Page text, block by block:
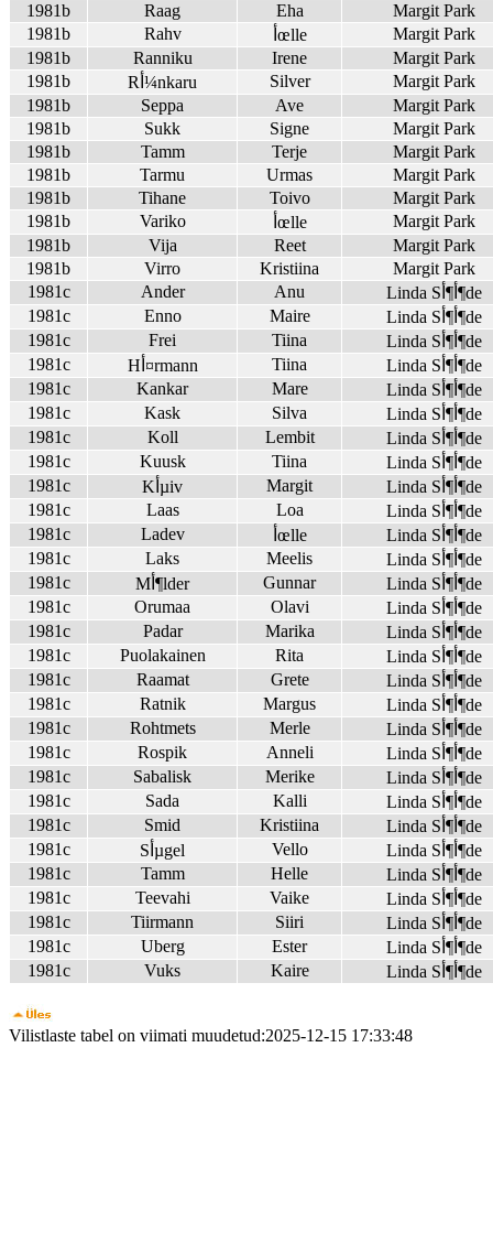
1981b
Raag Eha
Margit Park
1981b
Rahv أœlle
Margit Park
1981b
Ranniku Irene
Margit Park
1981b
Rأ¼nkaru Silver
Margit Park
1981b
Seppa Ave
Margit Park
1981b
Sukk Signe
Margit Park
1981b
Tamm Terje
Margit Park
1981b
Tarmu Urmas
Margit Park
1981b
Tihane Toivo
Margit Park
1981b
Variko أœlle
Margit Park
1981b
Vija Reet
Margit Park
1981b
Virro Kristiina
Margit Park
1981c
Ander Anu
Linda Sأ¶أ¶de
1981c
Enno Maire
Linda Sأ¶أ¶de
1981c
Frei Tiina
Linda Sأ¶أ¶de
1981c
Hأ¤rmann Tiina
Linda Sأ¶أ¶de
1981c
Kankar Mare
Linda Sأ¶أ¶de
1981c
Kask Silva
Linda Sأ¶أ¶de
1981c
Koll Lembit
Linda Sأ¶أ¶de
1981c
Kuusk Tiina
Linda Sأ¶أ¶de
1981c
Kأµiv Margit
Linda Sأ¶أ¶de
1981c
Laas Loa
Linda Sأ¶أ¶de
1981c
Ladev أœlle
Linda Sأ¶أ¶de
1981c
Laks Meelis
Linda Sأ¶أ¶de
1981c
Mأ¶lder Gunnar
Linda Sأ¶أ¶de
1981c
Orumaa Olavi
Linda Sأ¶أ¶de
1981c
Padar Marika
Linda Sأ¶أ¶de
1981c
Puolakainen Rita
Linda Sأ¶أ¶de
1981c
Raamat Grete
Linda Sأ¶أ¶de
1981c
Ratnik Margus
Linda Sأ¶أ¶de
1981c
Rohtmets Merle
Linda Sأ¶أ¶de
1981c
Rospik Anneli
Linda Sأ¶أ¶de
1981c
Sabalisk Merike
Linda Sأ¶أ¶de
1981c
Sada Kalli
Linda Sأ¶أ¶de
1981c
Smid Kristiina
Linda Sأ¶أ¶de
1981c
Sأµgel Vello
Linda Sأ¶أ¶de
1981c
Tamm Helle
Linda Sأ¶أ¶de
1981c
Teevahi Vaike
Linda Sأ¶أ¶de
1981c
Tiirmann Siiri
Linda Sأ¶أ¶de
1981c
Uberg Ester
Linda Sأ¶أ¶de
1981c
Vuks Kaire Linda Sأ¶أ¶de
Vilistlaste tabel on viimati muudetud:2025-12-15 17:33:48